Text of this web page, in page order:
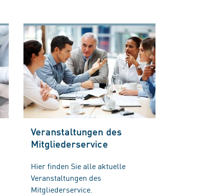
Veranstaltungen des
Mitgliederservice
Hier finden Sie alle aktuelle
Veranstaltungen des
Mitgliederservice.